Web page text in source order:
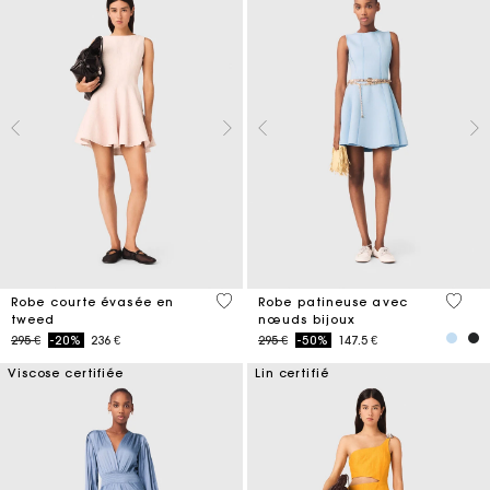
Robe courte évasée en
tweed
Price reduced from
295 €to-20% 236 €
3,3 out of 5 Customer Rating
Robe patineuse avec
nœuds bijoux
Price reduced from
295 €to-50% 147.5 €
5 out
Viscose certifiée Lin certifié